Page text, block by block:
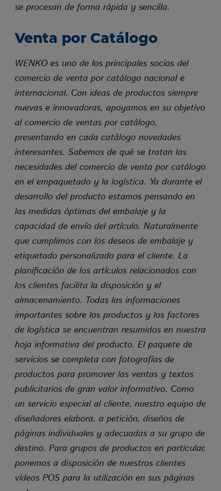
se procesan de forma rápida y sencilla.
Venta por Catálogo
WENKO es uno de los principales socios del
comercio de venta por catálogo nacional e
internacional. Con ideas de productos siempre
nuevas e innovadoras, apoyamos en su objetivo
al comercio de ventas por catálogo,
presentando en cada catálogo novedades
interesantes. Sabemos de qué se tratan las
necesidades del comercio de venta por catálogo
en el empaquetado y la logística. Ya durante el
desarrollo del producto estamos pensando en
las medidas óptimas del embalaje y la
capacidad de envío del artículo. Naturalmente
que cumplimos con los deseos de embalaje y
etiquetado personalizado para el cliente. La
planificación de los artículos relacionados con
los clientes facilita la disposición y el
almacenamiento. Todas las informaciones
importantes sobre los productos y los factores
de logística se encuentran resumidos en nuestra
hoja informativa del producto. El paquete de
servicios se completa con fotografías de
productos para promover las ventas y textos
publicitarios de gran valor informativo. Como
un servicio especial al cliente, nuestro equipo de
diseñadores elabora, a petición, diseños de
páginas individuales y adecuadas a su grupo de
destino. Para grupos de productos en particular,
ponemos a disposición de nuestros clientes
vídeos POS para la utilización en sus páginas
Cookie Laufzeit
Session
Anbieter
Eigentümer dieser Website (Wenko-
Wenselaar GmbH & Co. KG)
der Webseite.
Cookie Name
articlebookmark
Cookies die zur Auswertung des Benutzerverhaltens
notwendig sind:
Name
Google Analytics
Anbieter
Google LLC
Zweck
Cookie von Google für Website-Analysen.
Erzeugt statistische Daten darüber, wie
der Besucher die Website nutzt.
Cookie Laufzeit
Darstellung und Navigation mit Karten eines
Drittanbieters (Google Maps)
Name
Google Maps
Anbieter
Google Ireland Ltd.
Zweck
Darstellung vom Karten eines
Drittanbieters
Cookie Name
Unbekannt
Cookie Laufzeit
Unbekannt
reCaptcha abgesichert. Wenn sie das
Kontaktformular nutzen möchten müssen Sie dies
akzeptieren.
reCaptcha Cookie
Anbieter
Google Ireland Ltd.
Zweck
Absicherung Kontaktformular / SPAM
Cookie Name
NID
Cookie Laufzeit
7 Monate